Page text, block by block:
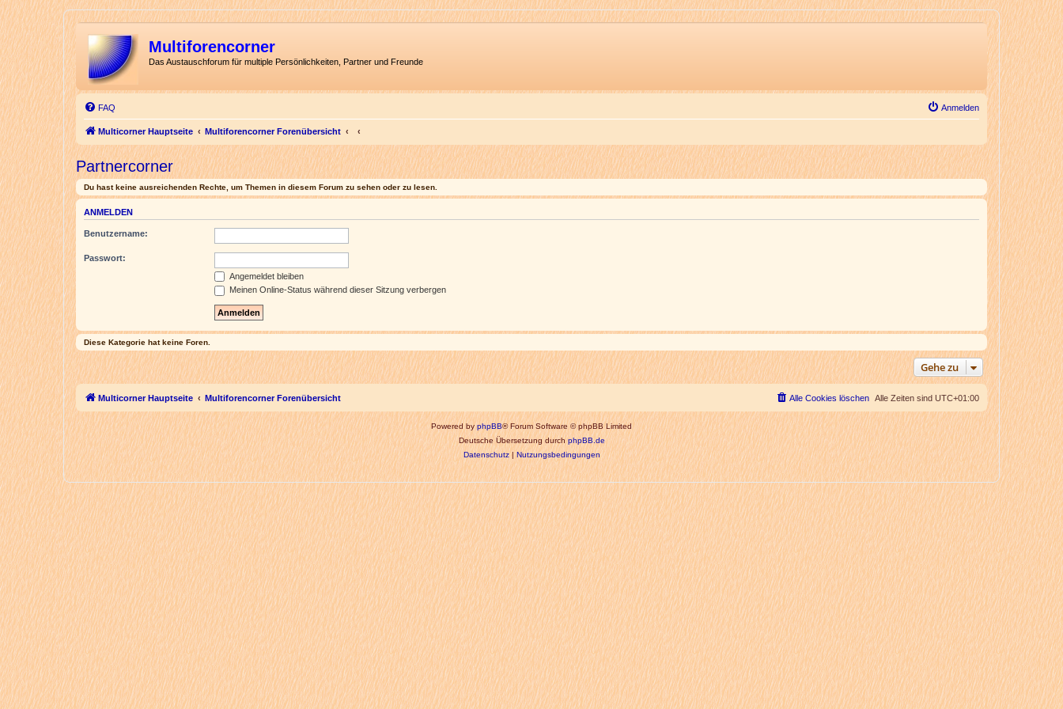
Multiforencorner
Das Austauschforum für multiple Persönlichkeiten, Partner und Freunde
FAQ Anmelden
Multicorner Hauptseite Multiforencorner Forenübersicht
Partnercorner
Du hast keine ausreichenden Rechte, um Themen in diesem Forum zu sehen oder zu lesen.
ANMELDEN
Benutzername:
Passwort:
Angemeldet bleiben
Meinen Online-Status während dieser Sitzung verbergen
Diese Kategorie hat keine Foren.
Gehe zu
Multicorner Hauptseite Multiforencorner Forenübersicht Alle Zeiten sind UTC+01:00
Alle Cookies löschen
Powered byphpBB® Forum Software © phpBB Limited
Deutsche Übersetzung durchphpBB.de
Datenschutz|Nutzungsbedingungen